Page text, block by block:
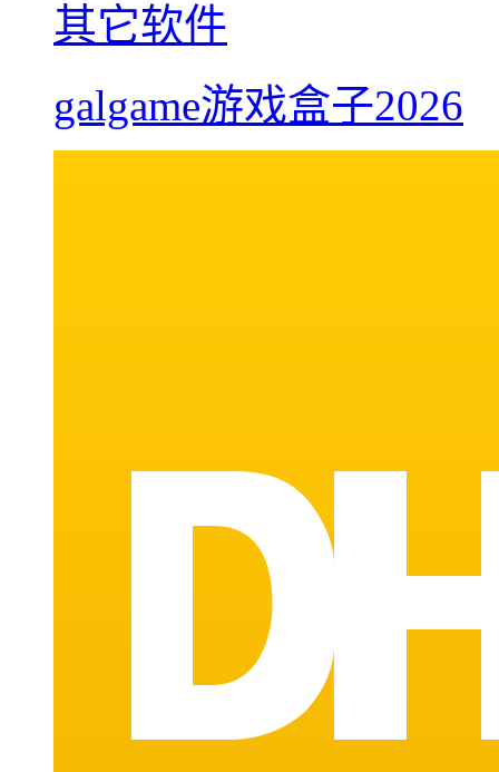
其它软件
galgame游戏盒子2026